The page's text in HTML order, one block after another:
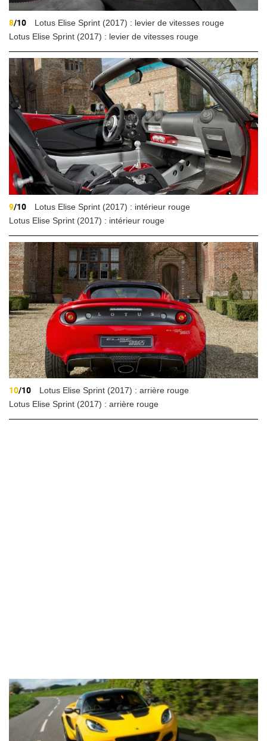
8/10
Lotus Elise Sprint (2017) : levier de vitesses rouge
Lotus Elise Sprint (2017) : levier de vitesses rouge
9/10
Lotus Elise Sprint (2017) : intérieur rouge
Lotus Elise Sprint (2017) : intérieur rouge
10/10
Lotus Elise Sprint (2017) : arrière rouge
Lotus Elise Sprint (2017) : arrière rouge